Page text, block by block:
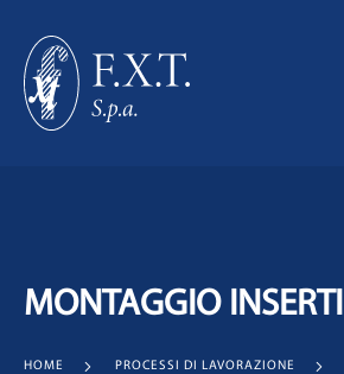
MONTAGGIO INSERTI
HOME PROCESSI DI LAVORAZIONE